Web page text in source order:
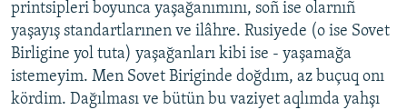
printsipleri boyunca yaşağanımını, soñ ise olarnıñ
yaşayış standartlarınen ve ilâhre. Rusiyede (o ise Sovet
Birligine yol tuta) yaşağanları kibi ise - yaşamağa
istemeyim. Men Sovet Biriginde doğdım, az buçuq onı
kördim. Dağılması ve bütün bu vaziyet aqlımda yahşı